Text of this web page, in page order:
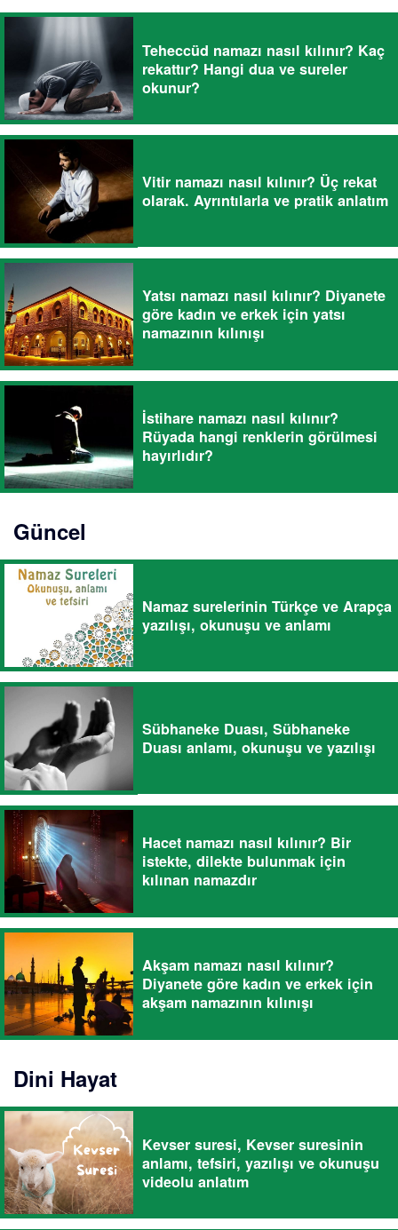
Teheccüd namazı nasıl kılınır? Kaç
rekattır? Hangi dua ve sureler
okunur?
Vitir namazı nasıl kılınır? Üç rekat
olarak. Ayrıntılarla ve pratik anlatım
Yatsı namazı nasıl kılınır? Diyanete
göre kadın ve erkek için yatsı
namazının kılınışı
İstihare namazı nasıl kılınır?
Rüyada hangi renklerin görülmesi
hayırlıdır?
Güncel
Namaz surelerinin Türkçe ve Arapça
yazılışı, okunuşu ve anlamı
Sübhaneke Duası, Sübhaneke
Duası anlamı, okunuşu ve yazılışı
Hacet namazı nasıl kılınır? Bir
istekte, dilekte bulunmak için
kılınan namazdır
Akşam namazı nasıl kılınır?
Diyanete göre kadın ve erkek için
akşam namazının kılınışı
Dini Hayat
Kevser suresi, Kevser suresinin
anlamı, tefsiri, yazılışı ve okunuşu
videolu anlatım